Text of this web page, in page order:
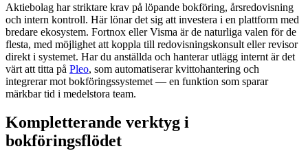
Aktiebolag har striktare krav på löpande bokföring, årsredovisning
och intern kontroll. Här lönar det sig att investera i en plattform med
bredare ekosystem. Fortnox eller Visma är de naturliga valen för de
flesta, med möjlighet att koppla till redovisningskonsult eller revisor
direkt i systemet. Har du anställda och hanterar utlägg internt är det
värt att titta på Pleo, som automatiserar kvittohantering och
integrerar mot bokföringssystemet — en funktion som sparar
märkbar tid i medelstora team.
Kompletterande verktyg i
bokföringsflödet